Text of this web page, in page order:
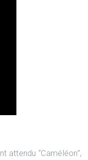
attendu “Caméléon”,